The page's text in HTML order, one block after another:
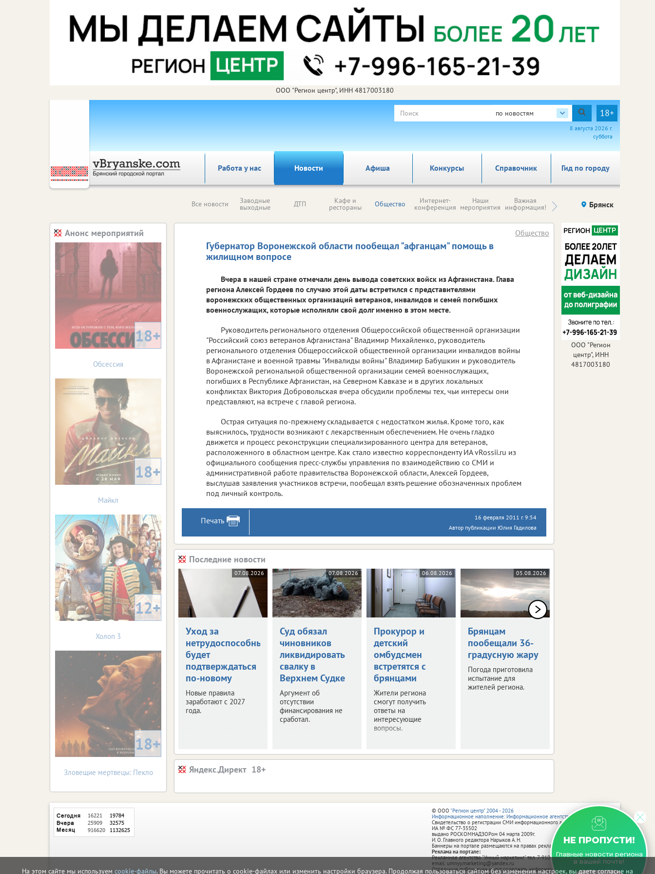
На этом сайте мы используем cookie-файлы. Вы можете прочитать о cookie-файлах или изменить настройки браузера. Продолжая пользоваться сайтом без изменения настроек, вы даете согласие на
ООО "Регион центр", ИНН 4817003180
по новостям 18+
8 августа 2026 г.
суббота
Работа у нас Новости Афиша Справочник Гид по городу
Конкурсы
Все новости Заводные
выходные ДТП Кафе и
рестораны Общество Интернет-
конференция
Наши
мероприятия
Важная
информация! Происшествия Здоровье
Брянск
Губернатор Воронежской области пообещал "афганцам" помощь в
жилищном вопросе
Общество
Вчера в нашей стране отмечали день вывода советских войск из Афганистана. Глава
региона Алексей Гордеев по случаю этой даты встретился с представителями
воронежских общественных организаций ветеранов, инвалидов и семей погибших
военнослужащих, которые исполняли свой долг именно в этом месте.
Руководитель регионального отделения Общероссийской общественной организации
"Российский союз ветеранов Афганистана" Владимир Михайленко, руководитель
регионального отделения Общероссийской общественной организации инвалидов войны
в Афганистане и военной травмы "Инвалиды войны" Владимир Бабушкин и руководитель
Воронежской региональной общественной организации семей военнослужащих,
погибших в Республике Афганистан, на Северном Кавказе и в других локальных
конфликтах Виктория Добровольская вчера обсудили проблемы тех, чьи интересы они
представляют, на встрече с главой региона.
Острая ситуация по-прежнему складывается с недостатком жилья. Кроме того, как
выяснилось, трудности возникают с лекарственным обеспечением. Не очень гладко
движется и процесс реконструкции специализированного центра для ветеранов,
расположенного в областном центре. Как стало известно корреспонденту ИА vRossii.ru из
официального сообщения пресс-службы управления по взаимодействию со СМИ и
административной работе правительства Воронежской области, Алексей Гордеев,
выслушав заявления участников встречи, пообещал взять решение обозначенных проблем
под личный контроль.
Печать
16 февраля 2011 г. 9:54
Автор публикации Юлия Гадилова
Последние новости
07.08.2026
Уход за
нетрудоспособными
будет
подтверждаться
по-новому
Новые правила
заработают с 2027
года.
07.08.2026
Суд обязал
чиновников
ликвидировать
свалку в
Верхнем Судке
Аргумент об
отсутствии
финансирования не
сработал.
06.08.2026
Прокурор и
детский
омбудсмен
встретятся с
брянцами
Жители региона
смогут получить
ответы на
интересующие
вопросы.
05.08.2026
Брянцам
пообещали 36-
градусную жару
Погода приготовила
испытание для
жителей региона.
Яндекс.Директ
Анонс мероприятий
18+
Обсессия
18+
Майкл
12+
Холоп 3
18+
Зловещие мертвецы: Пекло
ООО "Регион
центр", ИНН
4817003180
НЕ ПРОПУСТИ!
Главные новости региона
в вашей почте!
© ООО "Регион центр" 2004 - 2026
Информационное наполнение: Информационное агентство vRossii.ru
Свидетельство о регистрации СМИ информационного агентства vRossii.ru
ИА № ФС 77‑35502
выдано РОСКОМНАДЗОРом 04 марта 2009г.
И. О. Главного редактора Нарыков А. Н.
Баннеры на портале размещаются на правах рекламы.
Реклама на портале:
Рекламное агентство "Умный маркетинг" тел. 7-910-267-70-40,
email: umnyy.marketing@yandex.ru
Отдельные публикации могут содержать информацию, не предназначенную